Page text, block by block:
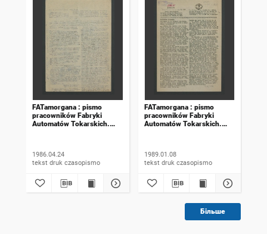
FATamorgana : pismo
pracowników Fabryki
Automatów Tokarskich.
1986.04.24
tekst druk czasopismo
FATamorgana : pismo
pracowników Fabryki
Automatów Tokarskich.
1989.01.08
tekst druk czasopismo
Більше